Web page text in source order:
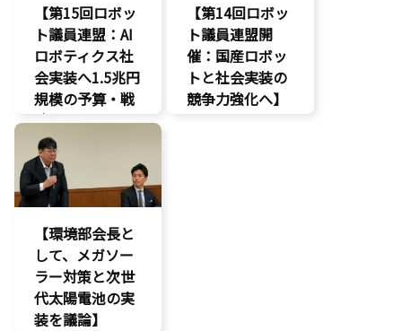
【第15回ロボッ
ト議員連盟：AI
ロボティクス社
会実装へ1.5兆円
規模の予算・戦
略提言】
AI
最先端技術
経済政策
製造業
議員連盟
【第14回ロボッ
ト議員連盟開
催：国産ロボッ
トと社会実装の
競争力強化へ】
【環境部会長と
して、メガソー
ラー対策と次世
代太陽電池の実
装を議論】